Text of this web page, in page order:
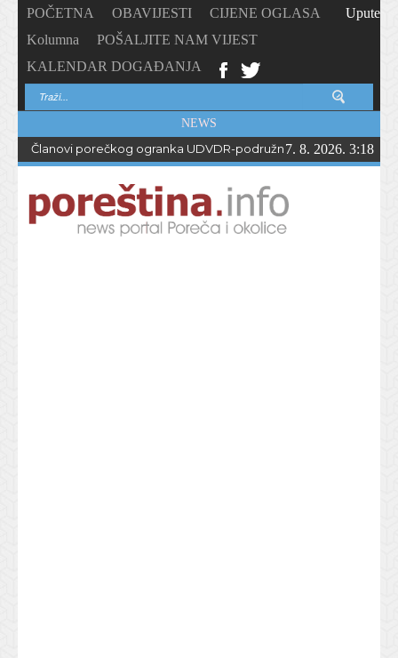
POČETNA OBAVIJESTI
CIJENE OGLASA
Kolumna
POŠALJITE NAM VIJEST
KALENDAR DOGAĐANJA
Upute
NEWS
Članovi porečkog ogranka UDVDR-podružnice Istarske
7. 8. 2026. 3:18